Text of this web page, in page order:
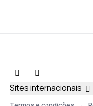
Sites internacionais